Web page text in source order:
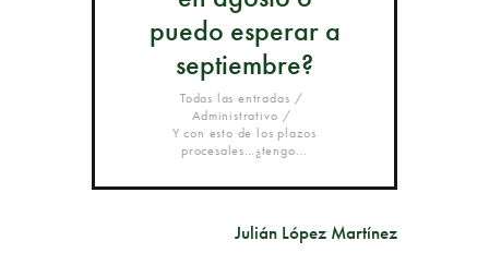
puedo esperar a
septiembre?
Todas las entradas
Administrativo
Y con esto de los plazos
procesales…¿tengo...
Julián López Martínez